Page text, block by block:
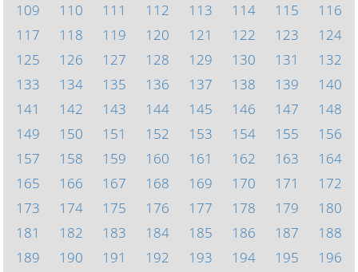
109
110 111 112 113 114 115
116
117
118 119 120 121 122 123
124
125
126 127 128 129 130 131
132
133
134 135 136 137 138 139
140
141
142 143 144 145 146 147
148
149
150 151 152 153 154 155
156
157
158 159 160 161 162 163
164
165
166 167 168 169 170 171
172
173
174 175 176 177 178 179
180
181
182 183 184 185 186 187
188
189
190 191 192 193 194 195
196